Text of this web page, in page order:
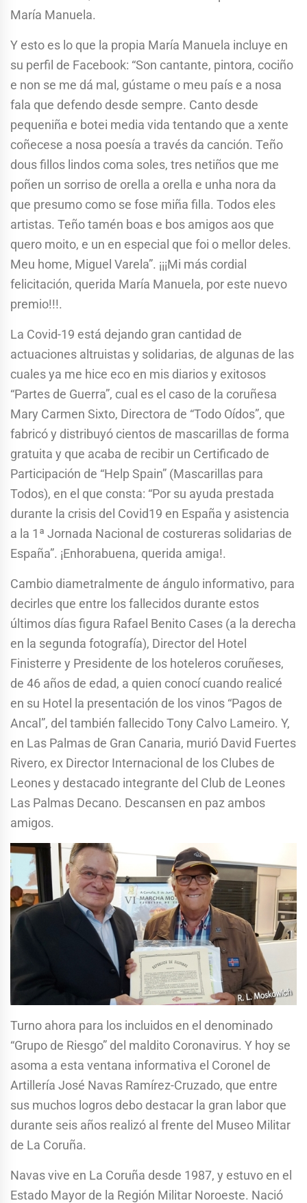
María Manuela.
Y esto es lo que la propia María Manuela incluye en
su perfil de Facebook: “Son cantante, pintora, cociño
e non se me dá mal, gústame o meu país e a nosa
fala que defendo desde sempre. Canto desde
pequeniña e botei media vida tentando que a xente
coñecese a nosa poesía a través da canción. Teño
dous fillos lindos coma soles, tres netiños que me
poñen un sorriso de orella a orella e unha nora da
que presumo como se fose miña filla. Todos eles
artistas. Teño tamén boas e bos amigos aos que
quero moito, e un en especial que foi o mellor deles.
Meu home, Miguel Varela”. ¡¡¡Mi más cordial
felicitación, querida María Manuela, por este nuevo
premio!!!.
La Covid-19 está dejando gran cantidad de
actuaciones altruistas y solidarias, de algunas de las
cuales ya me hice eco en mis diarios y exitosos
“Partes de Guerra”, cual es el caso de la coruñesa
Mary Carmen Sixto, Directora de “Todo Oídos”, que
fabricó y distribuyó cientos de mascarillas de forma
gratuita y que acaba de recibir un Certificado de
Participación de “Help Spain” (Mascarillas para
Todos), en el que consta: “Por su ayuda prestada
durante la crisis del Covid19 en España y asistencia
a la 1ª Jornada Nacional de costureras solidarias de
España”. ¡Enhorabuena, querida amiga!.
Cambio diametralmente de ángulo informativo, para
decirles que entre los fallecidos durante estos
últimos días figura Rafael Benito Cases (a la derecha
en la segunda fotografía), Director del Hotel
Finisterre y Presidente de los hoteleros coruñeses,
de 46 años de edad, a quien conocí cuando realicé
en su Hotel la presentación de los vinos “Pagos de
Ancal”, del también fallecido Tony Calvo Lameiro. Y,
en Las Palmas de Gran Canaria, murió David Fuertes
Rivero, ex Director Internacional de los Clubes de
Leones y destacado integrante del Club de Leones
Las Palmas Decano. Descansen en paz ambos
amigos.
Turno ahora para los incluidos en el denominado
“Grupo de Riesgo” del maldito Coronavirus. Y hoy se
asoma a esta ventana informativa el Coronel de
Artillería José Navas Ramírez-Cruzado, que entre
sus muchos logros debo destacar la gran labor que
durante seis años realizó al frente del Museo Militar
de La Coruña.
Navas vive en La Coruña desde 1987, y estuvo en el
Estado Mayor de la Región Militar Noroeste. Nació